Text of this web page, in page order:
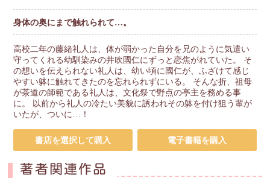
身体の奥にまで触れられて…。
高校二年の藤緒礼人は、体が弱かった自分を兄のように気遣い
守ってくれる幼馴染みの井吹國仁にずっと恋焦がれていた。 そ
の想いを伝えられない礼人は、幼い頃に國仁が、ふざけて感じ
やすい躰に触れてきたのを忘れられずにいる。 そんな折、祖母
が茶道の師範である礼人は、文化祭で野点の亭主を務める事
に。 以前から礼人の冷たい美貌に誘われその躰を付け狙う輩が
いたが、ついに…！
書店を選択して購入 電子書籍を購入
著者関連作品